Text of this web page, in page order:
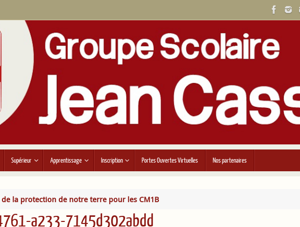
Supérieur Apprentissage Inscription Portes Ouvertes Virtuelles Nos partenaires
la protection de notre terre pour les CM1B
a233-7145d302abdd